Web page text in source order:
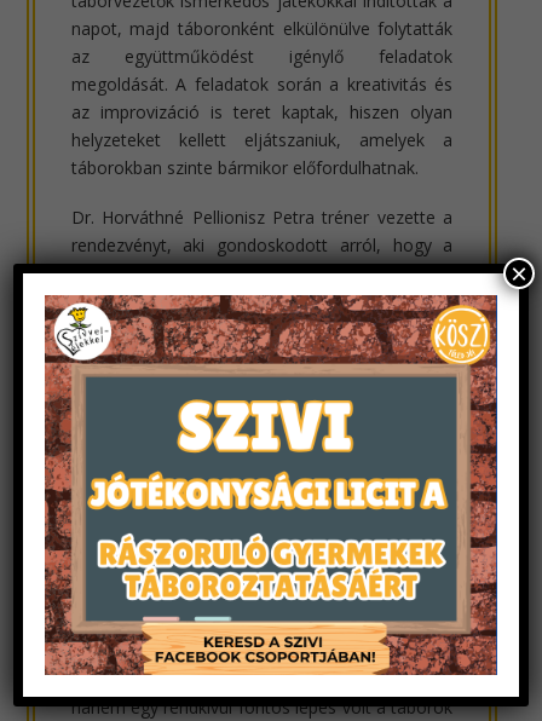
napot, majd táboronként elkülönülve folytatták
az együttműködést igénylő feladatok
megoldását. A feladatok során a kreativitás és
az improvizáció is teret kaptak, hiszen olyan
helyzeteket kellett eljátszaniuk, amelyek a
táborokban szinte bármikor előfordulhatnak.
Dr. Horváthné Pellionisz Petra tréner vezette a
rendezvényt, aki gondoskodott arról, hogy a
játékok ne csak szórakoztatóak, de egyben
hasznosak is legyenek a vezetők számára. A nap
folyamán a csapatoknak különböző feladatokat
kellett végrehajtaniuk, többek között szókirakót
szavak nélkül, rendkívüli tábori szituációk
eljátszását és megoldását, valamint
sorversenyeket, melyek mind hozzájárultak a
csapat összekovácsolódásához.
Az esemény jelenlévők számára is komoly
sikerélményeket hozott, amit az is jól mutat,
hogy miután a hivatalos program lezárult, a
táborvezetők informálisan is folytatták a
csapatépítést.
A rendezvény nemcsak egy szórakoztató,
hanem egy rendkívül fontos lépés volt a táborok
×